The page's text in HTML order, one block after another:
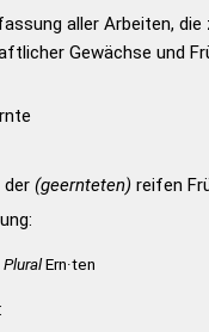
aller Arbeiten, die
Gewächse und
der (geernteten) reifen
PluralErn·ten